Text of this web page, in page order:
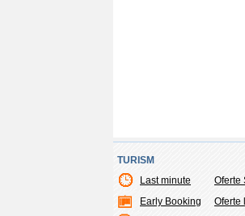
TURISM
Last minute
Early Booking
Oferte
Oferte